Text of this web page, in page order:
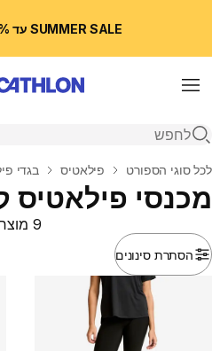
SUMMER SALE עד 50% הנחה 🛍️
Menu
פתיחת חיפוש
בית
לכל סוגי הספורט פילאטיס בגדי
מכנסי פילאטיס
הסתרת סינונים
9 מוצרים